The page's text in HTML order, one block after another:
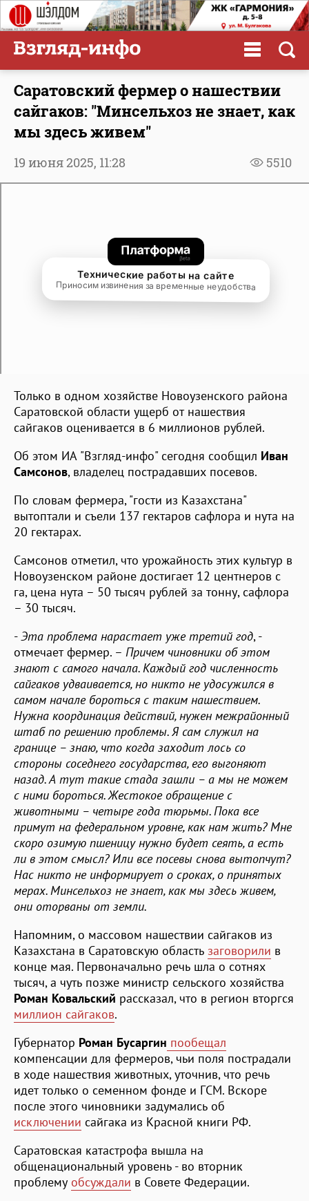
Саратовский фермер о нашествии
сайгаков: "Минсельхоз не знает, как
мы здесь живем"
5510
19 июня 2025, 11:28
Только в одном хозяйстве Новоузенского района
Саратовской области ущерб от нашествия
сайгаков оценивается в 6 миллионов рублей.
Об этом ИА "Взгляд-инфо" сегодня сообщил Иван
Самсонов, владелец пострадавших посевов.
По словам фермера, "гости из Казахстана"
вытоптали и съели 137 гектаров сафлора и нута на
20 гектарах.
Самсонов отметил, что урожайность этих культур в
Новоузенском районе достигает 12 центнеров с
га, цена нута – 50 тысяч рублей за тонну, сафлора
– 30 тысяч.
-Эта проблема нарастает уже третий год, -
отмечает фермер. – Причем чиновники об этом
знают с самого начала. Каждый год численность
сайгаков удваивается, но никто не удосужился в
самом начале бороться с таким нашествием.
Нужна координация действий, нужен межрайонный
штаб по решению проблемы. Я сам служил на
границе – знаю, что когда заходит лось со
стороны соседнего государства, его выгоняют
назад. А тут такие стада зашли – а мы не можем
с ними бороться. Жестокое обращение с
животными – четыре года тюрьмы. Пока все
примут на федеральном уровне, как нам жить? Мне
скоро озимую пшеницу нужно будет сеять, а есть
ли в этом смысл? Или все посевы снова вытопчут?
Нас никто не информирует о сроках, о принятых
мерах. Минсельхоз не знает, как мы здесь живем,
они оторваны от земли.
Напомним, о массовом нашествии сайгаков из
Казахстана в Саратовскую область заговорили в
конце мая. Первоначально речь шла о сотнях
тысяч, а чуть позже министр сельского хозяйства
Роман Ковальский рассказал, что в регион вторгся
миллион сайгаков.
Губернатор Роман Бусаргин пообещал
компенсации для фермеров, чьи поля пострадали
в ходе нашествия животных, уточнив, что речь
идет только о семенном фонде и ГСМ. Вскоре
после этого чиновники задумались об
исключении сайгака из Красной книги РФ.
Саратовская катастрофа вышла на
общенациональный уровень - во вторник
проблему обсуждали в Совете Федерации.